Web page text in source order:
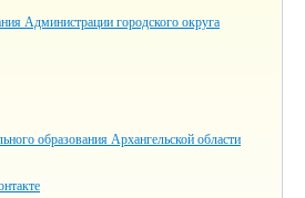
Администрации городского округа
образования Архангельской области